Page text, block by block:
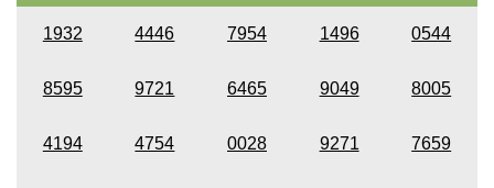
1932 4446 7954 1496 0544
8595 9721 6465 9049 8005
4194 4754 0028 9271 7659